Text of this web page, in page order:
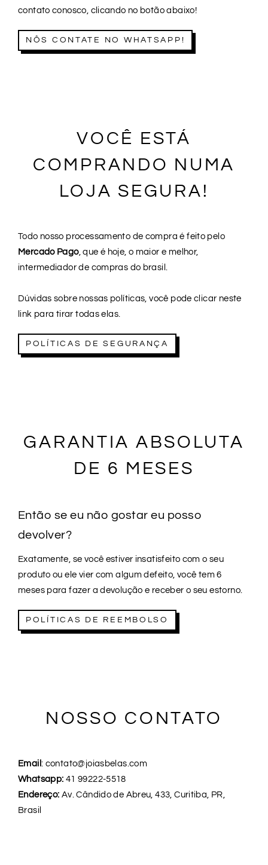
contato conosco, clicando no botão abaixo!
NÔS CONTATE NO WHATSAPP!
VOCÊ ESTÁ
COMPRANDO NUMA
LOJA SEGURA!
Todo nosso processamento de compra é feito pelo
Mercado Pago, que é hoje, o maior e melhor,
intermediador de compras do brasil.
Dúvidas sobre nossas políticas, você pode clicar neste
link para tirar todas elas.
POLÍTICAS DE SEGURANÇA
GARANTIA ABSOLUTA
DE 6 MESES
Então se eu não gostar eu posso
devolver?
Exatamente, se você estiver insatisfeito com o seu
produto ou ele vier com algum defeito, você tem 6
meses para fazer a devolução e receber o seu estorno.
POLÍTICAS DE REEMBOLSO
NOSSO CONTATO
Email : contato@joiasbelas.com
Whatsapp: 41 99222-5518
Endereço: Av. Cândido de Abreu, 433, Curitiba, PR,
Brasil